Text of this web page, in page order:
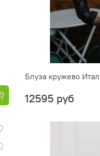
Блуза кружево
12595 руб